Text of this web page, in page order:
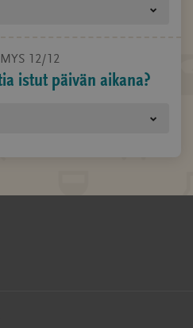
12/12
istut päivän aikana?